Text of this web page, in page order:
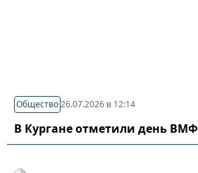
Общество26.07.2026 в 12:14
В Кургане отметили день ВМФ